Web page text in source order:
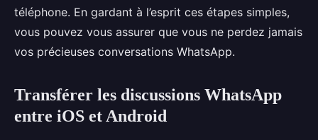
téléphone. En gardant à l’esprit ces étapes simples,
vous pouvez vous assurer que vous ne perdez jamais
vos précieuses conversations WhatsApp.
Transférer les discussions WhatsApp
entre iOS et Android